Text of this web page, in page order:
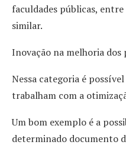
faculdades públicas,
similar.
Inovação na melhoria dos
Nessa categoria é
trabalham com a
Um bom exemplo é a
determinado documento